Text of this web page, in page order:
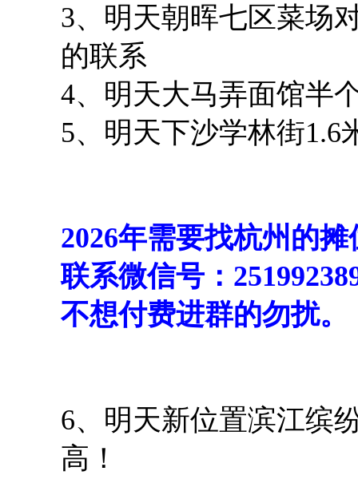
3、明天朝晖七区菜场
的联系
4、明天大马弄面馆半
5、明天下沙学林街1.6
2026年需要找杭州的
联系微信号：
不想付费进群的勿扰。
6、明天新位置滨江缤
高！